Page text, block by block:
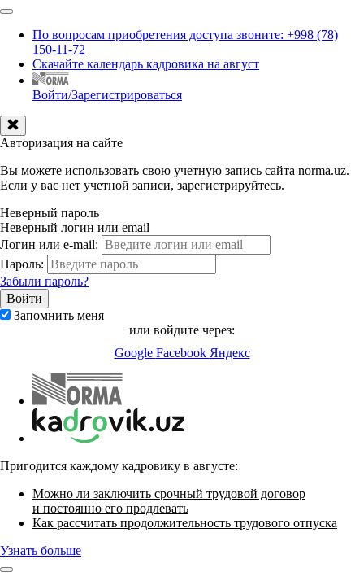
По вопросам приобретения доступа звоните: +998 (78)
150-11-72
Скачайте календарь кадровика на август
Войти/Зарегистрироваться
Авторизация на сайте
Вы можете использовать свою учетную запись сайта norma.uz.
Если у вас нет учетной записи, зарегистрируйтесь.
Неверный пароль
Неверный логин или email
Логин или e-mail:
Пароль:
Забыли пароль?
Запомнить меня
или войдите через:
Google Facebook Яндекс
Пригодится каждому кадровику в августе:
Можно ли заключить срочный трудовой договор
и постоянно его продлевать
Как рассчитать продолжительность трудового отпуска
Узнать больше